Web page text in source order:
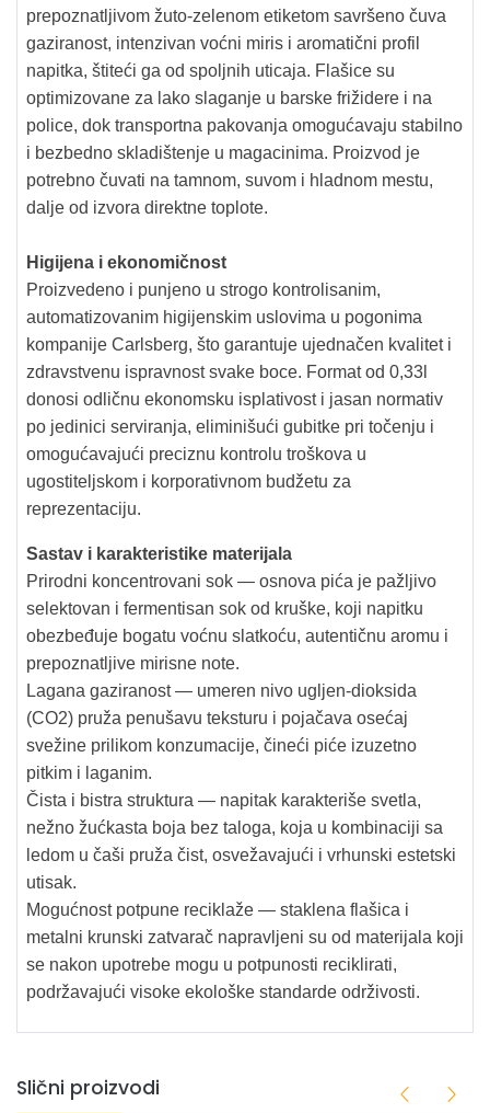
prepoznatljivom žuto-zelenom etiketom savršeno čuva
gaziranost, intenzivan voćni miris i aromatični profil
napitka, štiteći ga od spoljnih uticaja. Flašice su
optimizovane za lako slaganje u barske frižidere i na
police, dok transportna pakovanja omogućavaju stabilno
i bezbedno skladištenje u magacinima. Proizvod je
potrebno čuvati na tamnom, suvom i hladnom mestu,
dalje od izvora direktne toplote.
Higijena i ekonomičnost
Proizvedeno i punjeno u strogo kontrolisanim,
automatizovanim higijenskim uslovima u pogonima
kompanije Carlsberg, što garantuje ujednačen kvalitet i
zdravstvenu ispravnost svake boce. Format od 0,33l
donosi odličnu ekonomsku isplativost i jasan normativ
po jedinici serviranja, eliminišući gubitke pri točenju i
omogućavajući preciznu kontrolu troškova u
ugostiteljskom i korporativnom budžetu za
reprezentaciju.
Sastav i karakteristike materijala
Prirodni koncentrovani sok — osnova pića je pažljivo
selektovan i fermentisan sok od kruške, koji napitku
obezbeđuje bogatu voćnu slatkoću, autentičnu aromu i
prepoznatljive mirisne note.
Lagana gaziranost — umeren nivo ugljen-dioksida
(CO2) pruža penušavu teksturu i pojačava osećaj
svežine prilikom konzumacije, čineći piće izuzetno
pitkim i laganim.
Čista i bistra struktura — napitak karakteriše svetla,
nežno žućkasta boja bez taloga, koja u kombinaciji sa
ledom u čaši pruža čist, osvežavajući i vrhunski estetski
utisak.
Mogućnost potpune reciklaže — staklena flašica i
metalni krunski zatvarač napravljeni su od materijala koji
se nakon upotrebe mogu u potpunosti reciklirati,
podržavajući visoke ekološke standarde održivosti.
Slični proizvodi